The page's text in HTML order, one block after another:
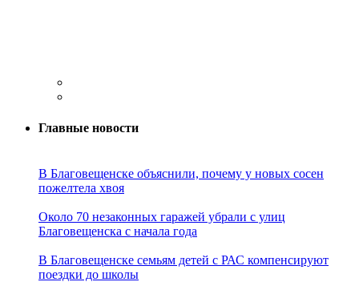
Главные новости
В Благовещенске объяснили, почему у новых сосен
пожелтела хвоя
Около 70 незаконных гаражей убрали с улиц
Благовещенска с начала года
В Благовещенске семьям детей с РАС компенсируют
поездки до школы